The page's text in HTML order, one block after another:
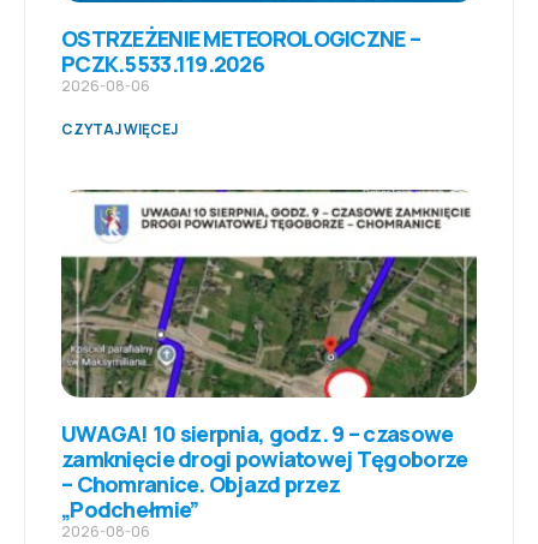
OSTRZEŻENIE METEOROLOGICZNE –
PCZK.5533.119.2026
2026-08-06
CZYTAJ WIĘCEJ
UWAGA! 10 sierpnia, godz. 9 – czasowe
zamknięcie drogi powiatowej Tęgoborze
– Chomranice. Objazd przez
„Podchełmie”
2026-08-06